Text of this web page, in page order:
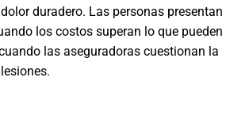
duradero. Las personas presentan
los costos superan lo que pueden
las aseguradoras cuestionan la